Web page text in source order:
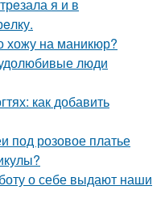
я и в
хожу на маникюр?
люди
как добавить
под розовое платье
о себе выдают наши